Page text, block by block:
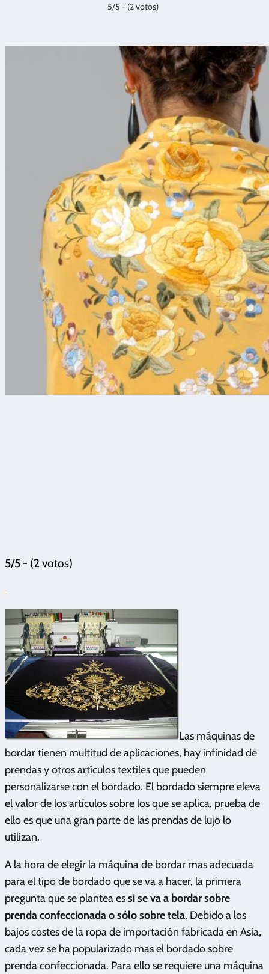
5/5 - (2 votos)
5/5 - (2 votos)
Las máquinas de
bordar tienen multitud de aplicaciones, hay infinidad de
prendas y otros artículos textiles que pueden
personalizarse con el bordado. El bordado siempre eleva
el valor de los artículos sobre los que se aplica, prueba de
ello es que una gran parte de las prendas de lujo lo
utilizan.
A la hora de elegir la máquina de bordar mas adecuada
para el tipo de bordado que se va a hacer, la primera
pregunta que se plantea essi se va a bordar sobre
prenda confeccionada o sólo sobre tela. Debido a los
bajos costes de la ropa de importación fabricada en Asia,
cada vez se ha popularizado mas el bordado sobre
prenda confeccionada. Para ello se requiere una máquina